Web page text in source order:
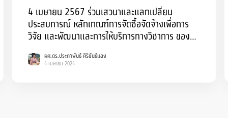
4 เมษายน 2567 ร่วมเสวนาและแลกเปลี่ยน
ประสบการณ์ หลักเกณฑ์การจัดซื้อจัดจ้างเพื่อการ
วิจัย และพัฒนาและการให้บริการทางวิชาการ ของ
วิทยาศาสตร์ วิจัยและนวัตกรรม (อว.) และสำนักงาน
ผศ.ดร.ประภาพันธ์ ศิริขันธ์แสง
4 เมษายน 2024